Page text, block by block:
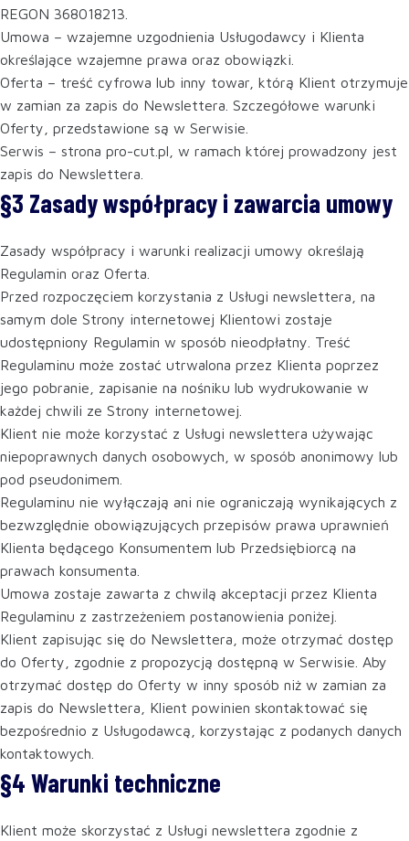
REGON 368018213.
Umowa – wzajemne uzgodnienia Usługodawcy i Klienta
określające wzajemne prawa oraz obowiązki.
Oferta – treść cyfrowa lub inny towar, którą Klient otrzymuje
w zamian za zapis do Newslettera. Szczegółowe warunki
Oferty, przedstawione są w Serwisie.
Serwis – strona pro-cut.pl, w ramach której prowadzony jest
zapis do Newslettera.
§3 Zasady współpracy i zawarcia umowy
Zasady współpracy i warunki realizacji umowy określają
Regulamin oraz Oferta.
Przed rozpoczęciem korzystania z Usługi newslettera, na
samym dole Strony internetowej Klientowi zostaje
udostępniony Regulamin w sposób nieodpłatny. Treść
Regulaminu może zostać utrwalona przez Klienta poprzez
jego pobranie, zapisanie na nośniku lub wydrukowanie w
każdej chwili ze Strony internetowej.
Klient nie może korzystać z Usługi newslettera używając
niepoprawnych danych osobowych, w sposób anonimowy lub
pod pseudonimem.
Regulaminu nie wyłączają ani nie ograniczają wynikających z
bezwzględnie obowiązujących przepisów prawa uprawnień
Klienta będącego Konsumentem lub Przedsiębiorcą na
prawach konsumenta.
Umowa zostaje zawarta z chwilą akceptacji przez Klienta
Regulaminu z zastrzeżeniem postanowienia poniżej.
Klient zapisując się do Newslettera, może otrzymać dostęp
do Oferty, zgodnie z propozycją dostępną w Serwisie. Aby
otrzymać dostęp do Oferty w inny sposób niż w zamian za
zapis do Newslettera, Klient powinien skontaktować się
bezpośrednio z Usługodawcą, korzystając z podanych danych
kontaktowych.
§4 Warunki techniczne
Klient może skorzystać z Usługi newslettera zgodnie z